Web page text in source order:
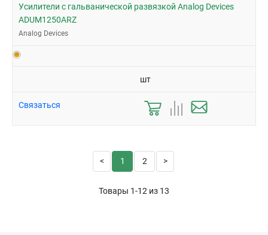
Усилители с гальванической развязкой Analog Devices
ADUM1250ARZ
Analog Devices
шт
Связаться
1 2
Товары 1-12 из 13